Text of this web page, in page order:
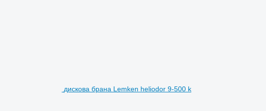
дискова брана Lemken heliodor 9-500 k